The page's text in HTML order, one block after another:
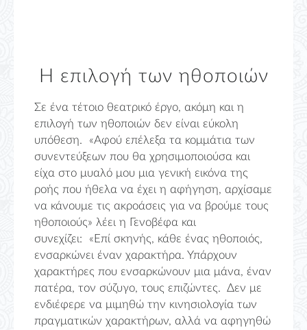
Η επιλογή των ηθοποιών
Σε ένα τέτοιο θεατρικό έργο, ακόμη και η
επιλογή των ηθοποιών δεν είναι εύκολη
υπόθεση. «Αφού επέλεξα τα κομμάτια των
συνεντεύξεων που θα χρησιμοποιούσα και
είχα στο μυαλό μου μια γενική εικόνα της
ροής που ήθελα να έχει η αφήγηση, αρχίσαμε
να κάνουμε τις ακροάσεις για να βρούμε τους
ηθοποιούς» λέει η Γενοβέφα και
συνεχίζει: «Επί σκηνής, κάθε ένας ηθοποιός,
ενσαρκώνει έναν χαρακτήρα. Υπάρχουν
χαρακτήρες που ενσαρκώνουν μια μάνα, έναν
πατέρα, τον σύζυγο, τους επιζώντες. Δεν με
ενδιέφερε να μιμηθώ την κινησιολογία των
πραγματικών χαρακτήρων, αλλά να αφηγηθώ